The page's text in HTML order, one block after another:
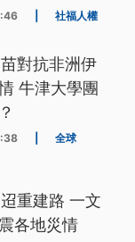
社福人權
對抗非洲伊
牛津大學團
全球
重建路 一文
各地災情